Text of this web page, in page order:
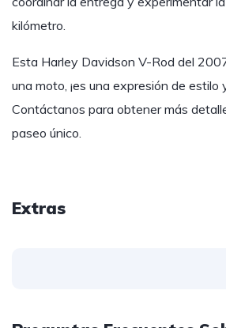
kilómetro.
Esta Harley Davidson V-Rod del
una moto, ¡es una expresión de estilo
Contáctanos para obtener más
paseo único.
Extras